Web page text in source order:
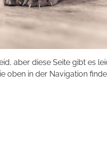
aber diese Seite gibt es
oben in der Navigation